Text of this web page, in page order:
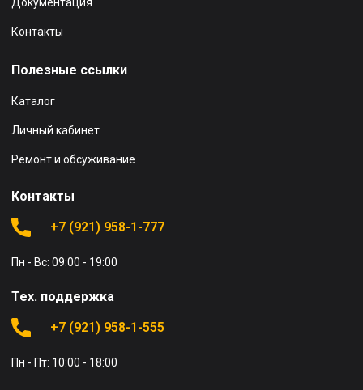
Документация
Контакты
Полезные ссылки
Каталог
Личный кабинет
Ремонт и обсуживание
Контакты
+7 (921) 958-1-777
Пн - Вс: 09:00 - 19:00
Тех. поддержка
+7 (921) 958-1-555
Пн - Пт: 10:00 - 18:00